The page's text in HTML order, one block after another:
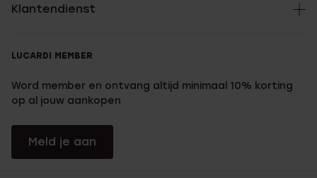
Klantendienst
LUCARDI MEMBER
Word member en ontvang altijd minimaal 10% korting
op al jouw aankopen
Meld je aan